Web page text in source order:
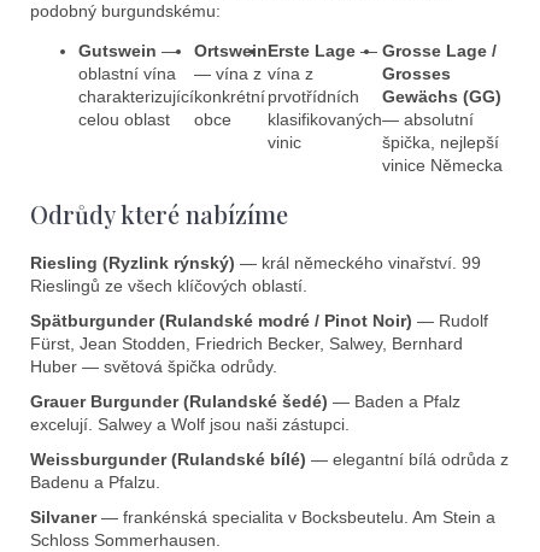
podobný burgundskému:
Gutswein —
oblastní vína
charakterizující
celou oblast
Ortswein
— vína z
konkrétní
obce
Erste Lage —
vína z
prvotřídních
klasifikovaných
vinic
Grosse Lage /
Grosses
Gewächs (GG)
— absolutní
špička, nejlepší
vinice Německa
Odrůdy které nabízíme
Riesling (Ryzlink rýnský) — král německého vinařství. 99
Rieslingů ze všech klíčových oblastí.
Spätburgunder (Rulandské modré / Pinot Noir) — Rudolf
Fürst, Jean Stodden, Friedrich Becker, Salwey, Bernhard
Huber — světová špička odrůdy.
Grauer Burgunder (Rulandské šedé) — Baden a Pfalz
excelují. Salwey a Wolf jsou naši zástupci.
Weissburgunder (Rulandské bílé) — elegantní bílá odrůda z
Badenu a Pfalzu.
Silvaner— frankénská specialita v Bocksbeutelu. Am Stein a
Schloss Sommerhausen.